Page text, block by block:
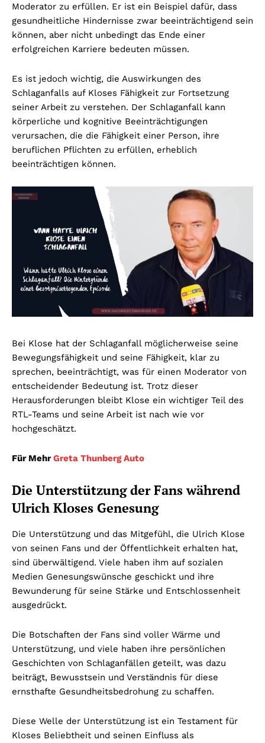
Moderator zu erfüllen. Er ist ein Beispiel dafür, dass
gesundheitliche Hindernisse zwar beeinträchtigend sein
können, aber nicht unbedingt das Ende einer
erfolgreichen Karriere bedeuten müssen.
Es ist jedoch wichtig, die Auswirkungen des
Schlaganfalls auf Kloses Fähigkeit zur Fortsetzung
seiner Arbeit zu verstehen. Der Schlaganfall kann
körperliche und kognitive Beeinträchtigungen
verursachen, die die Fähigkeit einer Person, ihre
beruflichen Pflichten zu erfüllen, erheblich
beeinträchtigen können.
Bei Klose hat der Schlaganfall möglicherweise seine
Bewegungsfähigkeit und seine Fähigkeit, klar zu
sprechen, beeinträchtigt, was für einen Moderator von
entscheidender Bedeutung ist. Trotz dieser
Herausforderungen bleibt Klose ein wichtiger Teil des
RTL-Teams und seine Arbeit ist nach wie vor
hochgeschätzt.
Für MehrGreta Thunberg Auto
Die Unterstützung der Fans während
Ulrich Kloses Genesung
Die Unterstützung und das Mitgefühl, die Ulrich Klose
von seinen Fans und der Öffentlichkeit erhalten hat,
sind überwältigend. Viele haben ihm auf sozialen
Medien Genesungswünsche geschickt und ihre
Bewunderung für seine Stärke und Entschlossenheit
ausgedrückt.
Die Botschaften der Fans sind voller Wärme und
Unterstützung, und viele haben ihre persönlichen
Geschichten von Schlaganfällen geteilt, was dazu
beiträgt, Bewusstsein und Verständnis für diese
ernsthafte Gesundheitsbedrohung zu schaffen.
Diese Welle der Unterstützung ist ein Testament für
Kloses Beliebtheit und seinen Einfluss als